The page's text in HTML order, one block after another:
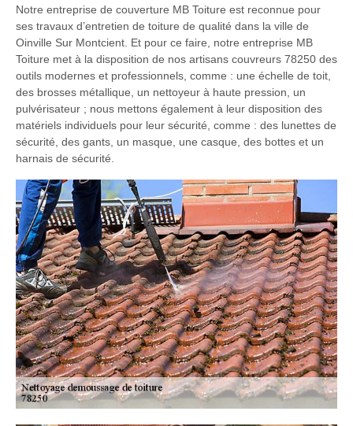
Notre entreprise de couverture MB Toiture est reconnue pour
ses travaux d’entretien de toiture de qualité dans la ville de
Oinville Sur Montcient. Et pour ce faire, notre entreprise MB
Toiture met à la disposition de nos artisans couvreurs 78250 des
outils modernes et professionnels, comme : une échelle de toit,
des brosses métallique, un nettoyeur à haute pression, un
pulvérisateur ; nous mettons également à leur disposition des
matériels individuels pour leur sécurité, comme : des lunettes de
sécurité, des gants, un masque, une casque, des bottes et un
harnais de sécurité.